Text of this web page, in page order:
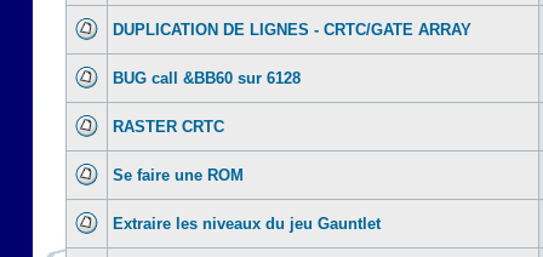
DUPLICATION DE LIGNES - CRTC/GATE ARRAY
BUG call &BB60 sur 6128
RASTER CRTC
Se faire une ROM
Extraire les niveaux du jeu Gauntlet